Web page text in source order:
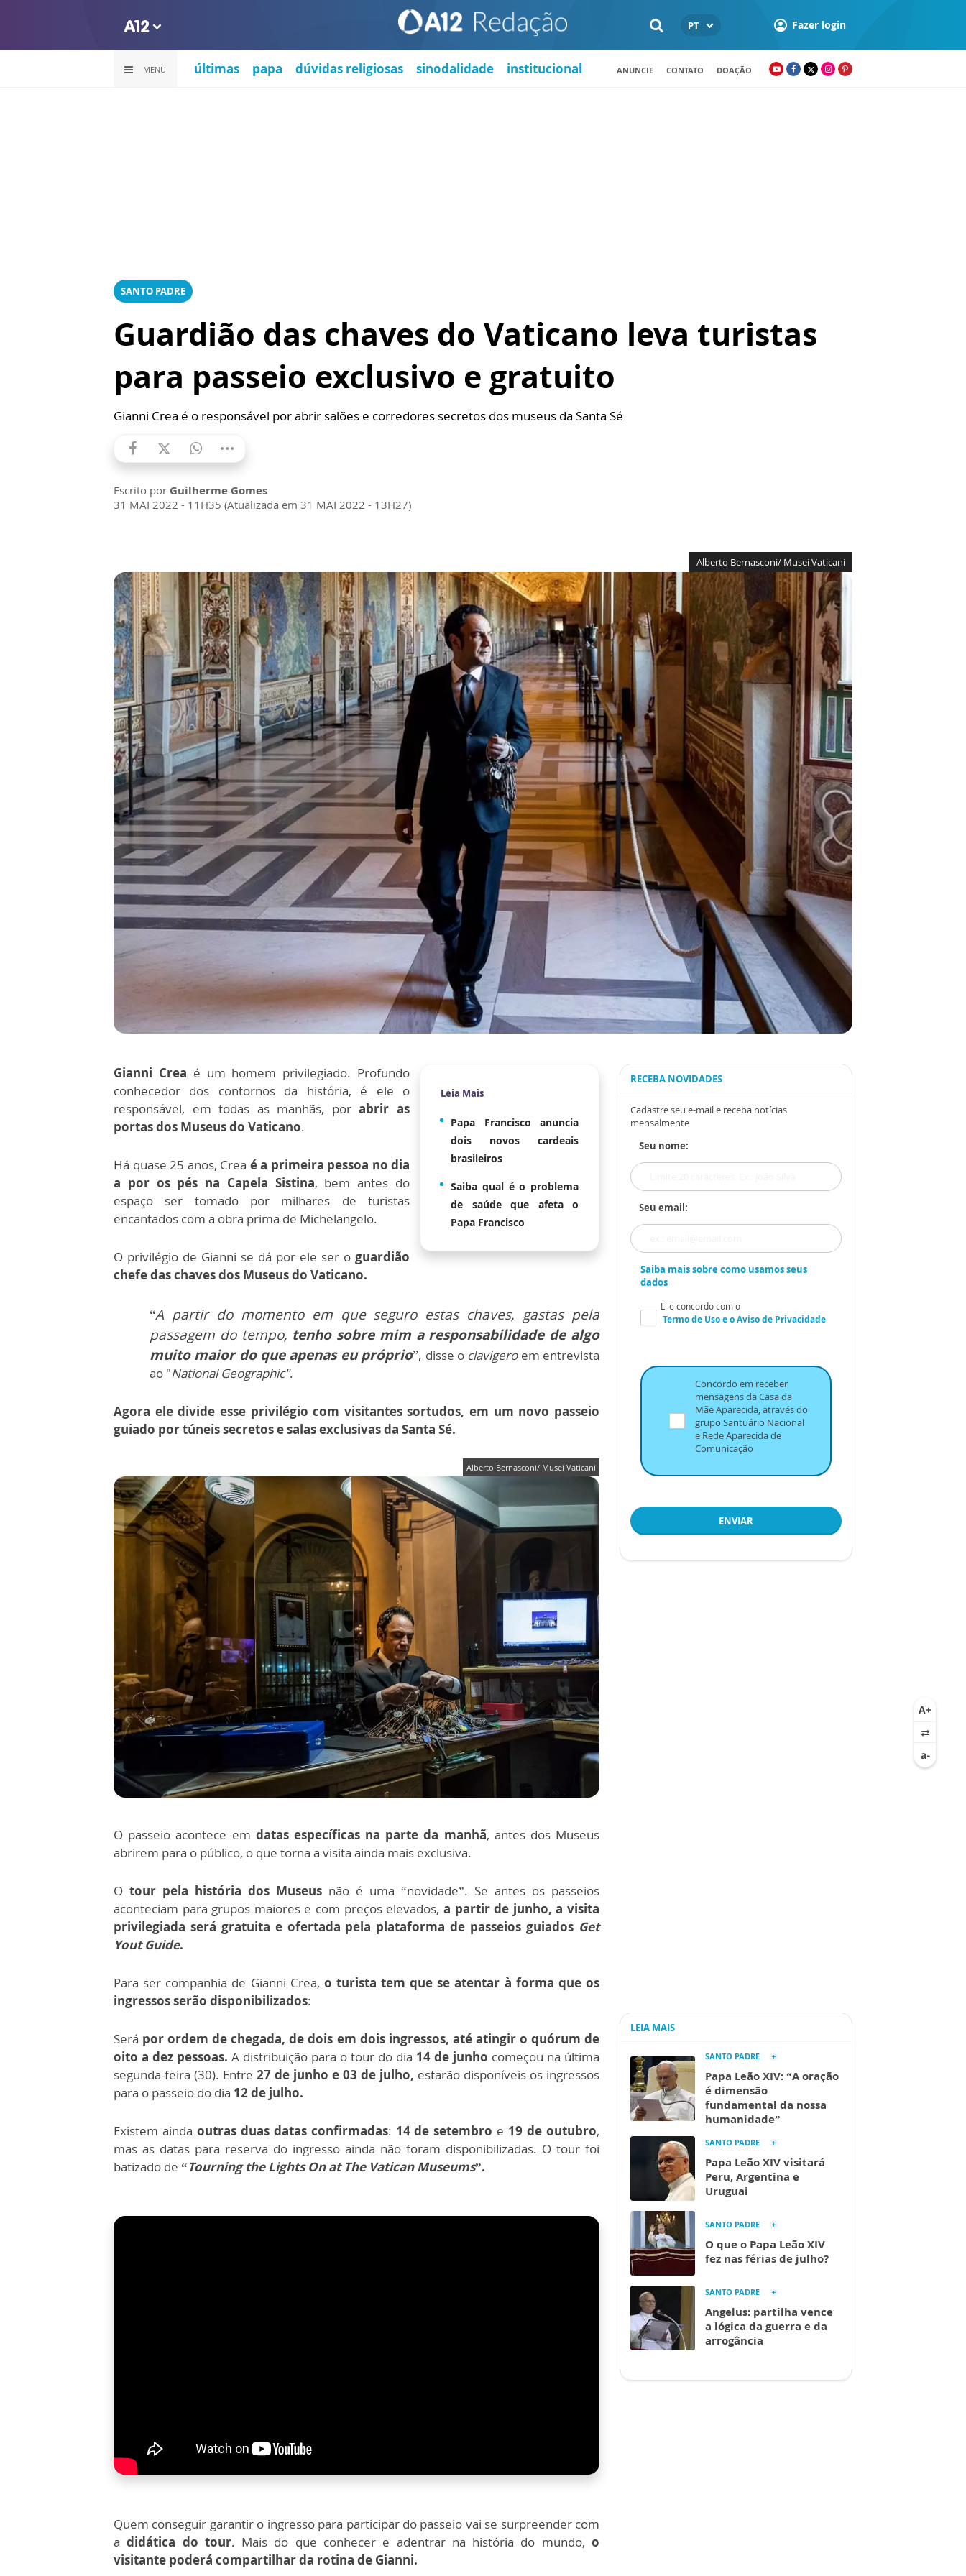
PT Fazer login
MENU últimas papa dúvidas religiosas sinodalidade institucional ANUNCIE CONTATO DOAÇÃO
SANTO PADRE
Guardião das chaves do Vaticano leva turistas
para passeio exclusivo e gratuito
Gianni Crea é o responsável por abrir salões e corredores secretos dos museus da Santa Sé
Escrito por Guilherme Gomes
31 MAI 2022 - 11H35 (Atualizada em 31 MAI 2022 - 13H27)
Alberto Bernasconi/ Musei Vaticani
Leia Mais
Papa Francisco anuncia
dois novos cardeais
brasileiros
Saiba qual é o problema
de saúde que afeta o
Papa Francisco
Gianni Crea é um homem privilegiado. Profundo
conhecedor dos contornos da história, é ele o
responsável, em todas as manhãs, porabrir as
portas dos Museus do Vaticano.
Há quase 25 anos, Crea é a primeira pessoa no dia
a por os pés na Capela Sistina, bem antes do
espaço ser tomado por milhares de turistas
encantados com a obra prima de Michelangelo.
O privilégio de Gianni se dá por ele ser o guardião
chefe das chaves dos Museus do Vaticano.
“A partir do momento em que seguro estas chaves, gastas pela
passagem do tempo, tenho sobre mim a responsabilidade de algo
muito maior do que apenas eu próprio”, disse o clavigeroem entrevista
ao "National Geographic".
Agora ele divide esse privilégio com visitantes sortudos, em um novo passeio
guiado por túneis secretos e salas exclusivas da Santa Sé.
Alberto Bernasconi/ Musei Vaticani
O passeio acontece em datas específicasna parte da manhã, antes dos Museus
abrirem para o público, o que torna a visita ainda mais exclusiva.
O tour pela história dos Museus não é uma “novidade”. Se antes os passeios
aconteciam para grupos maiores e com preços elevados, a partir de junho, a visita
privilegiada será gratuita e ofertada pela plataforma de passeios guiados Get
Yout Guide.
Para ser companhia de Gianni Crea, o turista tem que se atentar à forma que os
ingressos serão disponibilizados:
Será por ordem de chegada, de dois em dois ingressos, até atingir o quórum de
oito a dez pessoas. A distribuição para o tour do dia 14 de junho começou na última
segunda-feira (30). Entre 27 de junho e 03 de julho, estarão disponíveis os ingressos
para o passeio do dia 12 de julho.
Existem ainda outras duas datas confirmadas: 14 de setembro e 19 de outubro,
mas as datas para reserva do ingresso ainda não foram disponibilizadas. O tour foi
batizado de “Tourning the Lights On at The Vatican Museums”.
Quem conseguir garantir o ingresso para participar do passeio vai se surpreender com
adidática do tour. Mais do que conhecer e adentrar na história do mundo, o
visitante poderá compartilhar da rotina de Gianni.
RECEBA NOVIDADES
Cadastre seu e-mail e receba notícias
mensalmente
Seu nome:
Seu email:
Saiba mais sobre como usamos seus
dados
Li e concordo com o
Termo de Usoe oAviso de Privacidade
Concordo em receber
mensagens da Casa da
Mãe Aparecida, através do
grupo Santuário Nacional
e Rede Aparecida de
Comunicação
ENVIAR
LEIA MAIS
SANTO PADRE
Papa Leão XIV: “A oração
é dimensão
fundamental da nossa
humanidade”
SANTO PADRE
Papa Leão XIV visitará
Peru, Argentina e
Uruguai
SANTO PADRE
O que o Papa Leão XIV
fez nas férias de julho?
SANTO PADRE
Angelus: partilha vence
a lógica da guerra e da
arrogância